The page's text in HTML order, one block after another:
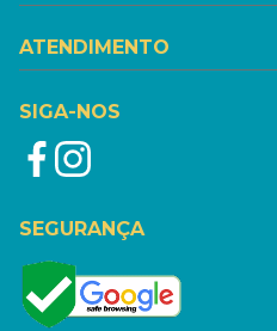
ATENDIMENTO
SIGA-NOS
SEGURANÇA